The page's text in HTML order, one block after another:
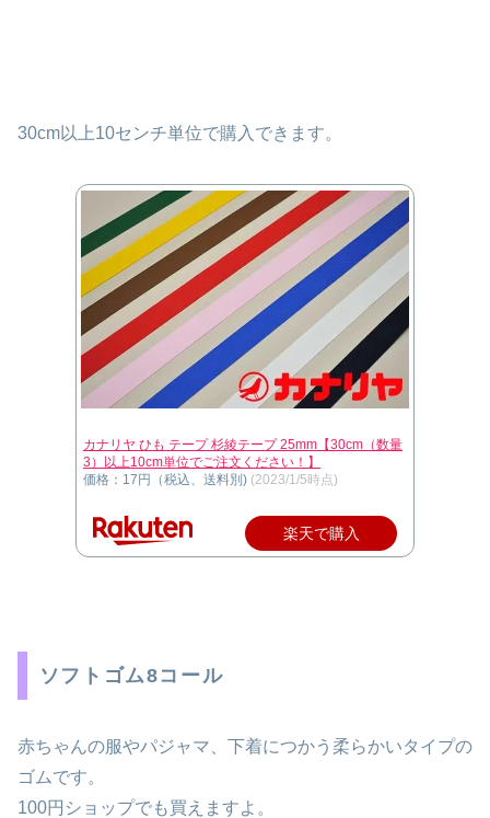
30cm以上10センチ単位で購入できます。
カナリヤ ひも テープ 杉綾テープ 25mm【30cm（数量
3）以上10cm単位でご注文ください！】
価格：17円（税込、送料別) (2023/1/5時点)
楽天で購入
ソフトゴム8コール
赤ちゃんの服やパジャマ、下着につかう柔らかいタイプの
ゴムです。
100円ショップでも買えますよ。